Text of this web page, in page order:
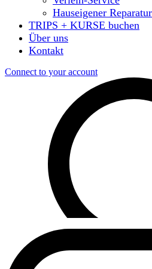
Hauseigener
TRIPS + KURSE buchen
Über uns
Kontakt
Connect to your account